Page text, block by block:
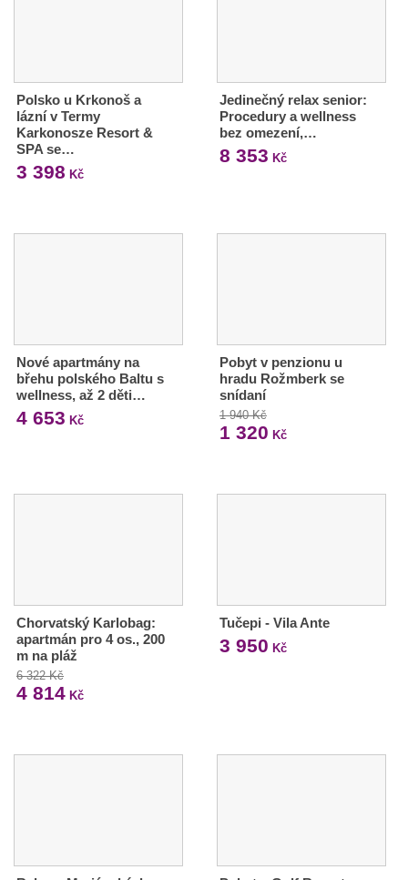
Polsko u Krkonoš a
lázní v Termy
Karkonosze Resort &
SPA se…
3 398 Kč
Jedinečný relax senior:
Procedury a wellness
bez omezení,…
8 353 Kč
Nové apartmány na
břehu polského Baltu s
wellness, až 2 děti…
4 653 Kč
Pobyt v penzionu u
hradu Rožmberk se
snídaní
1 940 Kč
1 320 Kč
Chorvatský Karlobag:
apartmán pro 4 os., 200
m na pláž
6 322 Kč
4 814 Kč
Tučepi - Vila Ante
3 950 Kč